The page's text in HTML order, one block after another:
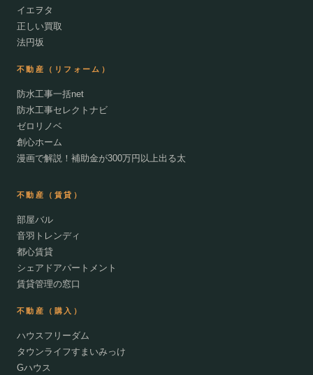
イエヲタ
正しい買取
法円坂
不動産（リフォーム）
防水工事一括net
防水工事セレクトナビ
ゼロリノベ
創心ホーム
漫画で解説！補助金が300万円以上出る太
不動産（賃貸）
部屋バル
音羽トレンディ
都心賃貸
シェアドアパートメント
賃貸管理の窓口
不動産（購入）
ハウスフリーダム
タウンライフすまいみっけ
Gハウス